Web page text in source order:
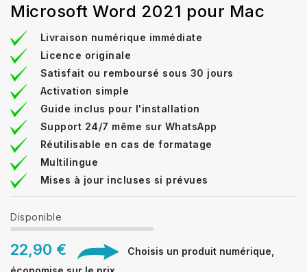
Microsoft Word 2021 pour Mac
Livraison numérique immédiate
Licence originale
Satisfait ou remboursé sous 30 jours
Activation simple
Guide inclus pour l'installation
Support 24/7 même sur WhatsApp
Réutilisable en cas de formatage
Multilingue
Mises à jour incluses si prévues
Disponible
22,90 €
Choisis un produit numérique,